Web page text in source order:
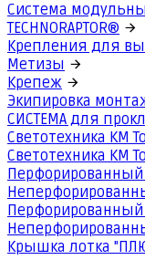
Система
TECHNORAPTOR®
Крепления для
Метизы
Крепеж
Экипировка
СИСТЕМА для
Светотехника КМ
Светотехника КМ
Крышка лотка